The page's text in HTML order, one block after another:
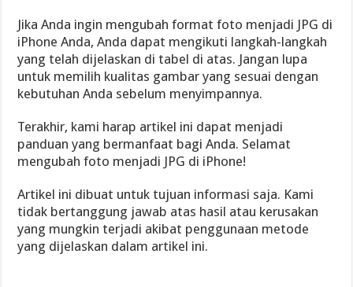
Jika Anda ingin mengubah format foto menjadi JPG di
iPhone Anda, Anda dapat mengikuti langkah-langkah
yang telah dijelaskan di tabel di atas. Jangan lupa
untuk memilih kualitas gambar yang sesuai dengan
kebutuhan Anda sebelum menyimpannya.
Terakhir, kami harap artikel ini dapat menjadi
panduan yang bermanfaat bagi Anda. Selamat
mengubah foto menjadi JPG di iPhone!
Artikel ini dibuat untuk tujuan informasi saja. Kami
tidak bertanggung jawab atas hasil atau kerusakan
yang mungkin terjadi akibat penggunaan metode
yang dijelaskan dalam artikel ini.